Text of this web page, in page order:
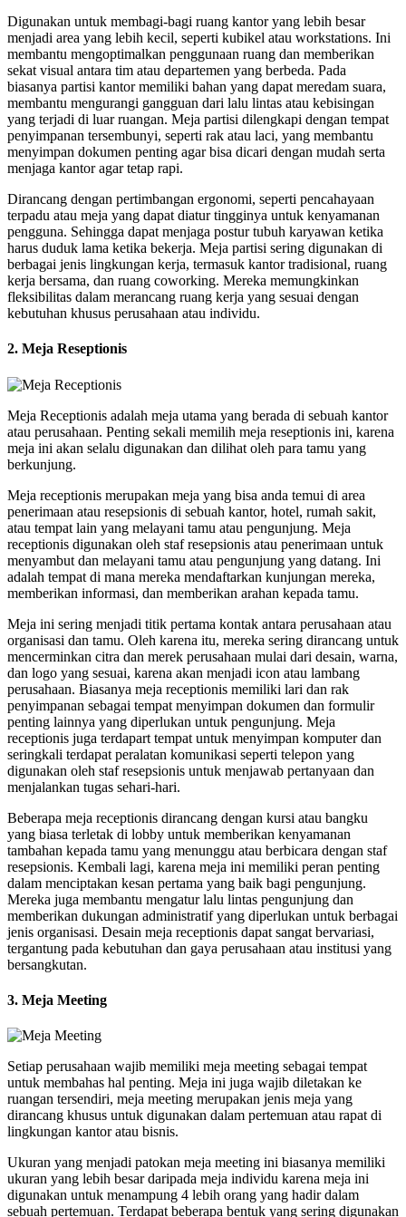
Digunakan untuk membagi-bagi ruang kantor yang lebih besar
menjadi area yang lebih kecil, seperti kubikel atau workstations. Ini
membantu mengoptimalkan penggunaan ruang dan memberikan
sekat visual antara tim atau departemen yang berbeda. Pada
biasanya partisi kantor memiliki bahan yang dapat meredam suara,
membantu mengurangi gangguan dari lalu lintas atau kebisingan
yang terjadi di luar ruangan. Meja partisi dilengkapi dengan tempat
penyimpanan tersembunyi, seperti rak atau laci, yang membantu
menyimpan dokumen penting agar bisa dicari dengan mudah serta
menjaga kantor agar tetap rapi.
Dirancang dengan pertimbangan ergonomi, seperti pencahayaan
terpadu atau meja yang dapat diatur tingginya untuk kenyamanan
pengguna. Sehingga dapat menjaga postur tubuh karyawan ketika
harus duduk lama ketika bekerja. Meja partisi sering digunakan di
berbagai jenis lingkungan kerja, termasuk kantor tradisional, ruang
kerja bersama, dan ruang coworking. Mereka memungkinkan
fleksibilitas dalam merancang ruang kerja yang sesuai dengan
kebutuhan khusus perusahaan atau individu.
2. Meja Reseptionis
Meja Receptionis adalah meja utama yang berada di sebuah kantor
atau perusahaan. Penting sekali memilih meja reseptionis ini, karena
meja ini akan selalu digunakan dan dilihat oleh para tamu yang
berkunjung.
Meja receptionis merupakan meja yang bisa anda temui di area
penerimaan atau resepsionis di sebuah kantor, hotel, rumah sakit,
atau tempat lain yang melayani tamu atau pengunjung. Meja
receptionis digunakan oleh staf resepsionis atau penerimaan untuk
menyambut dan melayani tamu atau pengunjung yang datang. Ini
adalah tempat di mana mereka mendaftarkan kunjungan mereka,
memberikan informasi, dan memberikan arahan kepada tamu.
Meja ini sering menjadi titik pertama kontak antara perusahaan atau
organisasi dan tamu. Oleh karena itu, mereka sering dirancang untuk
mencerminkan citra dan merek perusahaan mulai dari desain, warna,
dan logo yang sesuai, karena akan menjadi icon atau lambang
perusahaan. Biasanya meja receptionis memiliki lari dan rak
penyimpanan sebagai tempat menyimpan dokumen dan formulir
penting lainnya yang diperlukan untuk pengunjung. Meja
receptionis juga terdapart tempat untuk menyimpan komputer dan
seringkali terdapat peralatan komunikasi seperti telepon yang
digunakan oleh staf resepsionis untuk menjawab pertanyaan dan
menjalankan tugas sehari-hari.
Beberapa meja receptionis dirancang dengan kursi atau bangku
yang biasa terletak di lobby untuk memberikan kenyamanan
tambahan kepada tamu yang menunggu atau berbicara dengan staf
resepsionis. Kembali lagi, karena meja ini memiliki peran penting
dalam menciptakan kesan pertama yang baik bagi pengunjung.
Mereka juga membantu mengatur lalu lintas pengunjung dan
memberikan dukungan administratif yang diperlukan untuk berbagai
jenis organisasi. Desain meja receptionis dapat sangat bervariasi,
tergantung pada kebutuhan dan gaya perusahaan atau institusi yang
bersangkutan.
3. Meja Meeting
Setiap perusahaan wajib memiliki meja meeting sebagai tempat
untuk membahas hal penting. Meja ini juga wajib diletakan ke
ruangan tersendiri, meja meeting merupakan jenis meja yang
dirancang khusus untuk digunakan dalam pertemuan atau rapat di
lingkungan kantor atau bisnis.
Ukuran yang menjadi patokan meja meeting ini biasanya memiliki
ukuran yang lebih besar daripada meja individu karena meja ini
digunakan untuk menampung 4 lebih orang yang hadir dalam
sebuah pertemuan. Terdapat beberapa bentuk yang sering digunakan